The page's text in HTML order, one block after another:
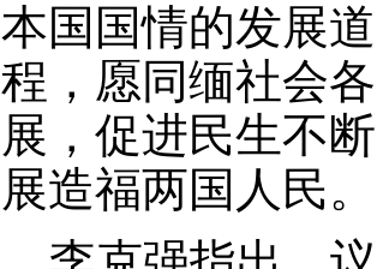
本国国情的发展
程，愿同缅社会
展，促进民生不
展造福两国人民。